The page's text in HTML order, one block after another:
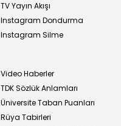
TV Yayın Akışı
Instagram Dondurma
Instagram Silme
Video Haberler
TDK Sözlük Anlamları
Üniversite Taban Puanları
Rüya Tabirleri